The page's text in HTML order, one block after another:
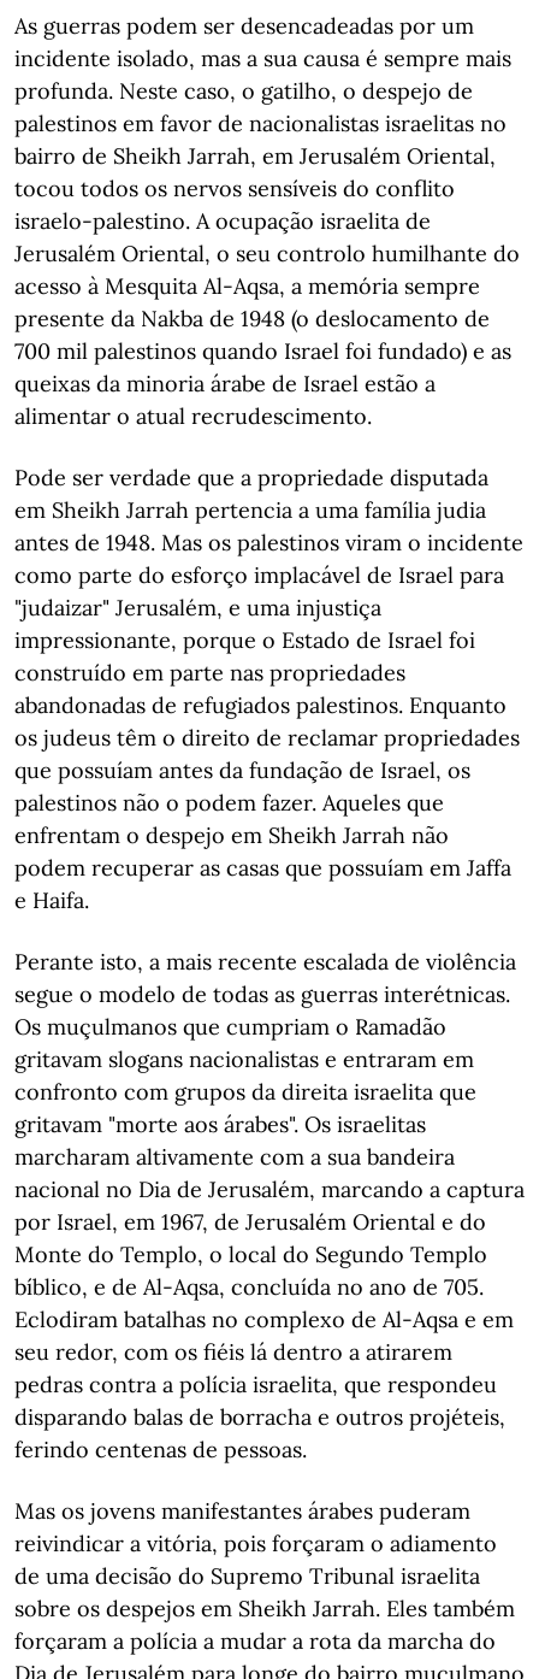
As guerras podem ser desencadeadas por um
incidente isolado, mas a sua causa é sempre mais
profunda. Neste caso, o gatilho, o despejo de
palestinos em favor de nacionalistas israelitas no
bairro de Sheikh Jarrah, em Jerusalém Oriental,
tocou todos os nervos sensíveis do conflito
israelo-palestino. A ocupação israelita de
Jerusalém Oriental, o seu controlo humilhante do
acesso à Mesquita Al-Aqsa, a memória sempre
presente da Nakba de 1948 (o deslocamento de
700 mil palestinos quando Israel foi fundado) e as
queixas da minoria árabe de Israel estão a
alimentar o atual recrudescimento.
Pode ser verdade que a propriedade disputada
em Sheikh Jarrah pertencia a uma família judia
antes de 1948. Mas os palestinos viram o incidente
como parte do esforço implacável de Israel para
"judaizar" Jerusalém, e uma injustiça
impressionante, porque o Estado de Israel foi
construído em parte nas propriedades
abandonadas de refugiados palestinos. Enquanto
os judeus têm o direito de reclamar propriedades
que possuíam antes da fundação de Israel, os
palestinos não o podem fazer. Aqueles que
enfrentam o despejo em Sheikh Jarrah não
podem recuperar as casas que possuíam em Jaffa
e Haifa.
Perante isto, a mais recente escalada de violência
segue o modelo de todas as guerras interétnicas.
Os muçulmanos que cumpriam o Ramadão
gritavam slogans nacionalistas e entraram em
confronto com grupos da direita israelita que
gritavam "morte aos árabes". Os israelitas
marcharam altivamente com a sua bandeira
nacional no Dia de Jerusalém, marcando a captura
por Israel, em 1967, de Jerusalém Oriental e do
Monte do Templo, o local do Segundo Templo
bíblico, e de Al-Aqsa, concluída no ano de 705.
Eclodiram batalhas no complexo de Al-Aqsa e em
seu redor, com os fiéis lá dentro a atirarem
pedras contra a polícia israelita, que respondeu
disparando balas de borracha e outros projéteis,
ferindo centenas de pessoas.
Mas os jovens manifestantes árabes puderam
reivindicar a vitória, pois forçaram o adiamento
de uma decisão do Supremo Tribunal israelita
sobre os despejos em Sheikh Jarrah. Eles também
forçaram a polícia a mudar a rota da marcha do